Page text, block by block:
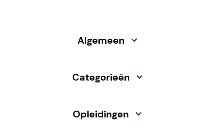
Algemeen
Categorieën
Opleidingen